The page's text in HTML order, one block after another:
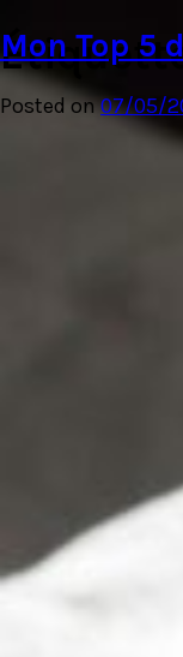
Mon Top 5
Posted on07/05/